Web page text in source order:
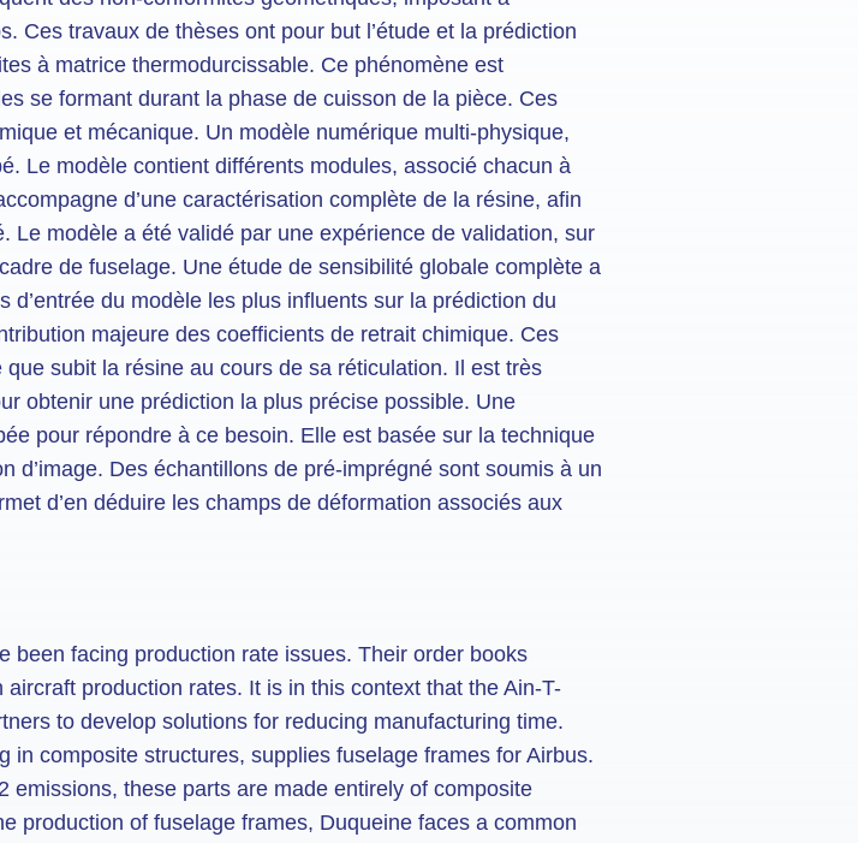
Ces travaux de thèses ont pour but l’étude et la prédiction
à matrice thermodurcissable. Ce phénomène est
se formant durant la phase de cuisson de la pièce. Ces
et mécanique. Un modèle numérique multi-physique,
Le modèle contient différents modules, associé chacun à
d’une caractérisation complète de la résine, afin
Le modèle a été validé par une expérience de validation, sur
de fuselage. Une étude de sensibilité globale complète a
du modèle les plus influents sur la prédiction du
majeure des coefficients de retrait chimique. Ces
subit la résine au cours de sa réticulation. Il est très
obtenir une prédiction la plus précise possible. Une
pour répondre à ce besoin. Elle est basée sur la technique
d’image. Des échantillons de pré-imprégné sont soumis à un
d’en déduire les champs de déformation associés aux
been facing production rate issues. Their order books
production rates. It is in this context that the Ain-T-
to develop solutions for reducing manufacturing time.
composite structures, supplies fuselage frames for Airbus.
emissions, these parts are made entirely of composite
production of fuselage frames, Duqueine faces a common